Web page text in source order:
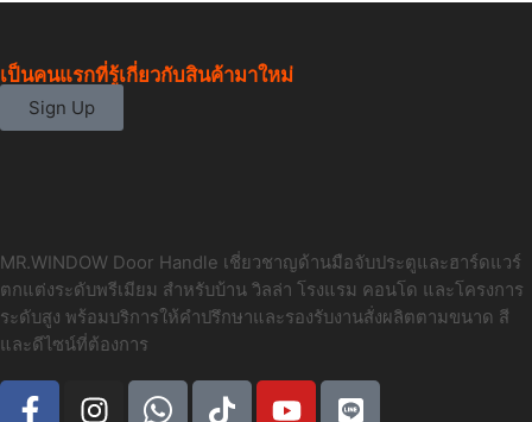
เป็นคนแรกที่รู้เกี่ยวกับสินค้ามาใหม่
Sign Up
MR.WINDOW Door Handle เชี่ยวชาญด้านมือจับประตูและฮาร์ดแวร์
ตกแต่งระดับพรีเมียม สำหรับบ้าน วิลล่า โรงแรม คอนโด และโครงการ
ระดับสูง พร้อมบริการให้คำปรึกษาและรองรับงานสั่งผลิตตามขนาด สี
และดีไซน์ที่ต้องการ